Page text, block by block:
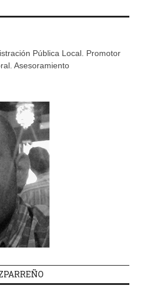
Pública Local. Promotor
Asesoramiento